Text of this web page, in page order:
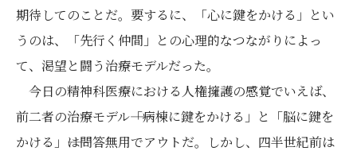
期待してのことだ。要するに、「心に鍵をかける」とい
うのは、「先行く仲間」との心理的なつながりによっ
て、渇望と闘う治療モデルだった。
今日の精神科医療における人権擁護の感覚でいえば、
前二者の治療モデル――「病棟に鍵をかける」と「脳に鍵を
かける」――は問答無用でアウトだ。しかし、四半世紀前は